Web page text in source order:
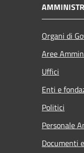
Organi di
Aree
Uffici
Enti e
Politici
Personale
Documenti